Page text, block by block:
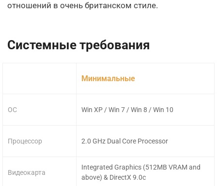
отношений в очень британском стиле.
Системные требования
ОС
Процессор
Видеокарта
Минимальные
Win XP / Win 7 / Win 8 / Win 10
2.0 GHz Dual Core Processor
Integrated Graphics (512MB VRAM and
above) & DirectX 9.0c